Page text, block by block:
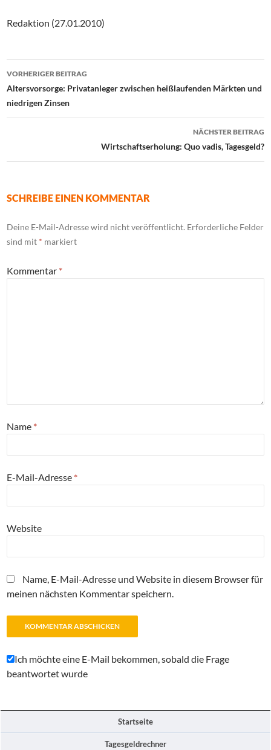
Redaktion (27.01.2010)
Beitrags-
Navigation
VORHERIGER BEITRAG
Altersvorsorge: Privatanleger zwischen heißlaufenden Märkten und
niedrigen Zinsen
NÄCHSTER BEITRAG
Wirtschaftserholung: Quo vadis, Tagesgeld?
SCHREIBE EINEN KOMMENTAR
Deine E-Mail-Adresse wird nicht veröffentlicht. Erforderliche Felder
sind mit * markiert
Kommentar *
Name *
E-Mail-Adresse *
Website
Name, E-Mail-Adresse und Website in diesem Browser für
meinen nächsten Kommentar speichern.
Ich möchte eine E-Mail bekommen, sobald die Frage
beantwortet wurde
Startseite
Tagesgeldrechner